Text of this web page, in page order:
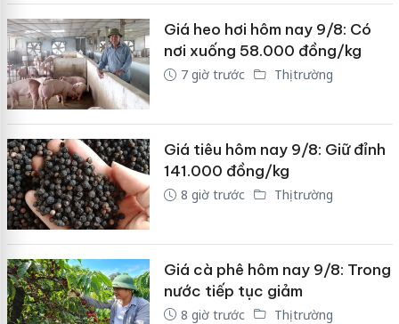
Giá heo hơi hôm nay 9/8: Có
nơi xuống 58.000 đồng/kg
7 giờ trước Thị trường
Giá tiêu hôm nay 9/8: Giữ đỉnh
141.000 đồng/kg
8 giờ trước Thị trường
Giá cà phê hôm nay 9/8: Trong
nước tiếp tục giảm
8 giờ trước Thị trường